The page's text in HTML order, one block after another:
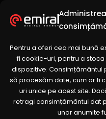
Pentru a oferi cea mai bună
fi cookie-uri, pentru a
dispozitive.
să procesăm date, cum ar fi
uri unice pe acest site.
retragi consimțământul dat
unor anumite
DATE DE CONTACT
Hai să
Ne puteți contacta prin
puteți folosi formularul